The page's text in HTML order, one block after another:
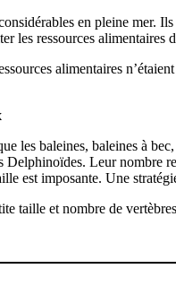
en pleine mer.
les ressources alimentaires
alimentaires
les baleines, baleines à
Leur nombre
est imposante. Une
taille et nombre de